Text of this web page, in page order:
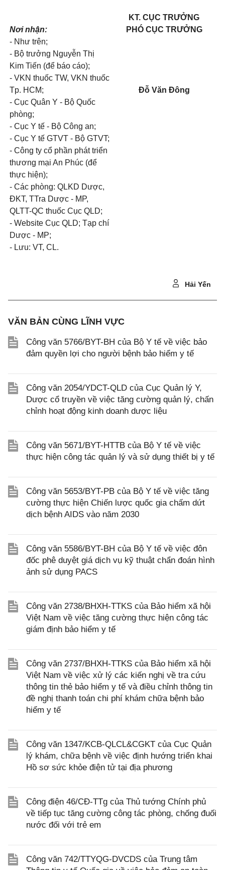
Nơi nhận:
- Như trên;
- Bộ trưởng Nguyễn Thị
Kim Tiến (để báo cáo);
- VKN thuốc TW, VKN thuốc
Tp. HCM;
- Cục Quân Y - Bộ Quốc
phòng;
- Cục Y tế - Bộ Công an;
- Cục Y tế GTVT - Bộ GTVT;
- Công ty cổ phần phát triển
thương mại An Phúc (để
thực hiện);
- Các phòng: QLKD Dược,
ĐKT, TTra Dược - MP,
QLTT-QC thuốc Cục QLD;
- Website Cục QLD; Tạp chí
Dược - MP;
- Lưu: VT, CL.
KT. CỤC TRƯỞNG
PHÓ CỤC TRƯỞNG
Đỗ Văn Đông
Hải Yến
VĂN BẢN CÙNG LĨNH VỰC
Công văn 5766/BYT-BH của Bộ Y tế về việc bảo
đảm quyền lợi cho người bệnh bảo hiểm y tế
Công văn 2054/YDCT-QLD của Cục Quản lý Y,
Dược cổ truyền về việc tăng cường quản lý, chấn
chỉnh hoạt động kinh doanh dược liệu
Công văn 5671/BYT-HTTB của Bộ Y tế về việc
thực hiện công tác quản lý và sử dụng thiết bị y tế
Công văn 5653/BYT-PB của Bộ Y tế về việc tăng
cường thực hiện Chiến lược quốc gia chấm dứt
dịch bệnh AIDS vào năm 2030
Công văn 5586/BYT-BH của Bộ Y tế về việc đôn
đốc phê duyệt giá dịch vụ kỹ thuật chẩn đoán hình
ảnh sử dụng PACS
Công văn 2738/BHXH-TTKS của Bảo hiểm xã hội
Việt Nam về việc tăng cường thực hiện công tác
giám định bảo hiểm y tế
Công văn 2737/BHXH-TTKS của Bảo hiểm xã hội
Việt Nam về việc xử lý các kiến nghị về tra cứu
thông tin thẻ bảo hiểm y tế và điều chỉnh thông tin
đề nghị thanh toán chi phí khám chữa bệnh bảo
hiểm y tế
Công văn 1347/KCB-QLCL&CGKT của Cục Quản
lý khám, chữa bệnh về việc định hướng triển khai
Hồ sơ sức khỏe điện tử tại địa phương
Công điện 46/CĐ-TTg của Thủ tướng Chính phủ
về tiếp tục tăng cường công tác phòng, chống đuối
nước đối với trẻ em
Công văn 742/TTYQG-DVCDS của Trung tâm